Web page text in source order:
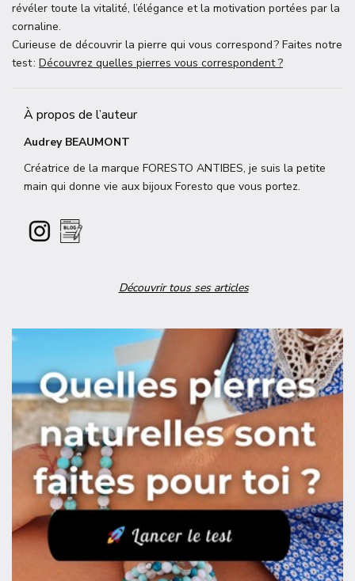
révéler toute la vitalité, l’élégance et la motivation portées par la
cornaline.
Curieuse de découvrir la pierre qui vous correspond ? Faites notre
test : Découvrez quelles pierres vous correspondent ?
À propos de l’auteur
Audrey BEAUMONT
Créatrice de la marque FORESTO ANTIBES, je suis la petite
main qui donne vie aux bijoux Foresto que vous portez.
Découvrir tous ses articles